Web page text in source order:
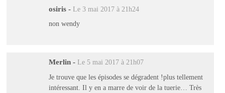
osiris - Le 3 mai 2017 à 21h24
non wendy
Merlin - Le 5 mai 2017 à 21h07
Je trouve que les épisodes se dégradent !plus tellement
intéressant. Il y en a marre de voir de la tuerie… Très